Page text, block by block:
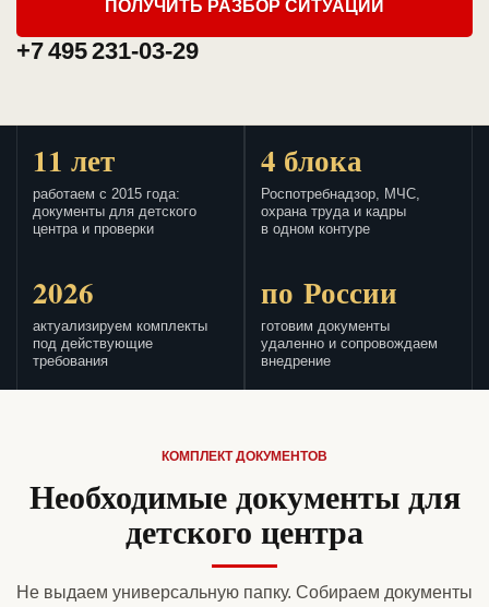
ПОЛУЧИТЬ РАЗБОР СИТУАЦИИ
+7 495 231-03-29
11 лет
работаем с 2015 года:
документы для детского
центра и проверки
4 блока
Роспотребнадзор, МЧС,
охрана труда и кадры
в одном контуре
2026
актуализируем комплекты
под действующие
требования
по России
готовим документы
удаленно и сопровождаем
внедрение
КОМПЛЕКТ ДОКУМЕНТОВ
Необходимые документы для
детского центра
Не выдаем универсальную папку. Собираем документы